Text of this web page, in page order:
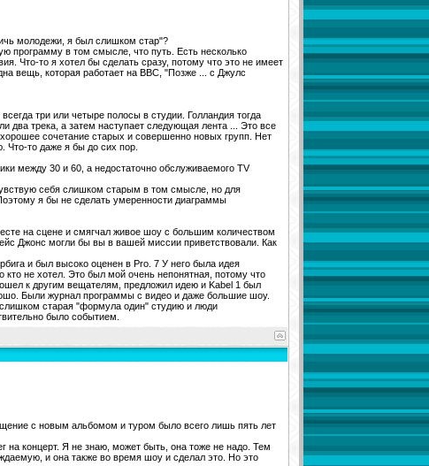
молодежи, я был слишком стар"?
программу в том смысле, что путь. Есть несколько
Что-то я хотел бы сделать сразу, потому что это не имеет
вещь, которая работает на BBC, "Позже ... с Джулс
три или четыре полосы в студии. Голландия тогда
два трека, а затем наступает следующая лента ... Это все
сочетание старых и совершенно новых групп. Нет
Что-то даже я бы до сих пор.
между 30 и 60, а недостаточно обслуживаемого TV
себя слишком старым в том смысле, но для
я бы не сделать умеренности диаграммы
на сцене и смягчал живое шоу с большим количеством
Джонс могли бы вы в вашей миссии приветствовали. Как
и был высоко оценен в Pro. 7 У него была идея
не хотел. Это был мой очень непонятная, потому что
к другим вещателям, предложил идею и Kabel 1 был
Были журнал программы с видео и даже большие шоу.
старая "формула один" студию и люди
было событием.
с новым альбомом и туром было всего лишь пять лет
на концерт. Я не знаю, может быть, она тоже не надо. Тем
и она также во время шоу и сделал это. Но это